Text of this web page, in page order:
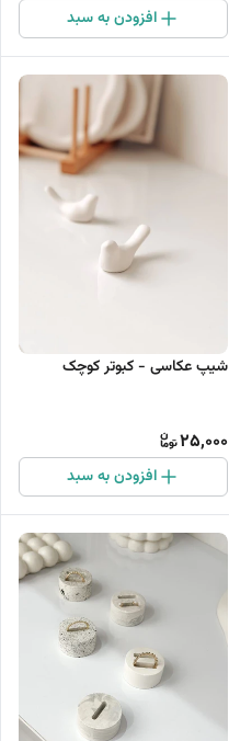
افزودن به سبد
شیپ عکاسی - کبوتر کوچک
25,000
افزودن به سبد